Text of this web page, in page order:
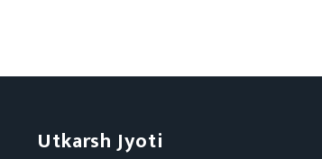
Utkarsh Jyoti